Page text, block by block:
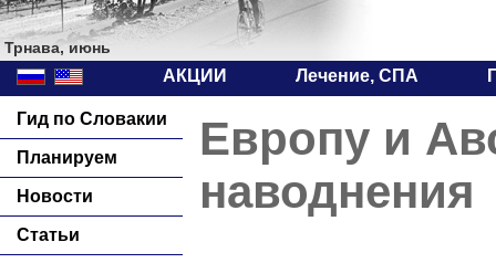
Трнава, июнь
АКЦИИ Лечение, СПА
Гид по Словакии
Планируем
Новости
Статьи
Европу и
наводнения